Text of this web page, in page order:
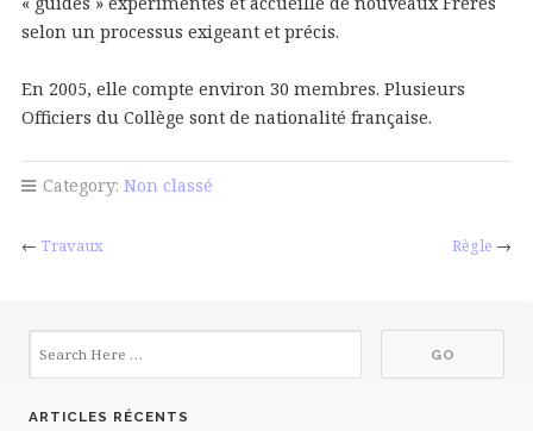
selon un processus exigeant et précis.
En 2005, elle compte environ 30 membres. Plusieurs
Officiers du Collège sont de nationalité française.
Category: Non classé
← Travaux Règle →
ARTICLES RÉCENTS